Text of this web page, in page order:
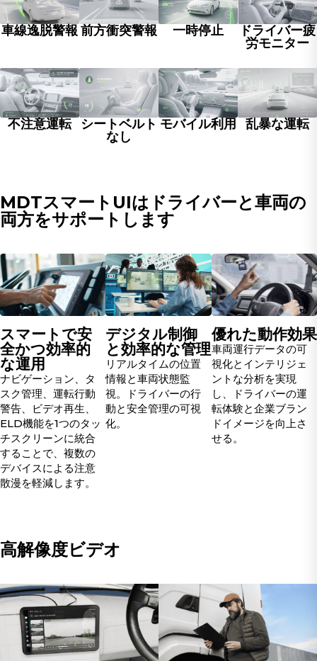
車線逸脱警報 前方衝突警報 一時停止
ドライバー疲
労モニター
不注意運転
シートベルト
なし
モバイル利用 乱暴な運転
MDTスマートUIはドライバーと車両の
両方をサポートします
スマートで安
全かつ効率的
な運用
ナビゲーション、タ
スク管理、運転行動
警告、ビデオ再生、
ELD機能を1つのタッ
チスクリーンに統合
することで、複数の
デバイスによる注意
散漫を軽減します。
デジタル制御
と効率的な管理
リアルタイムの位置
情報と車両状態監
視。ドライバーの行
動と安全管理の可視
化。
優れた動作効果
車両運行データの可
視化とインテリジェ
ントな分析を実現
し、ドライバーの運
転体験と企業ブラン
ドイメージを向上さ
せる。
高解像度ビデオ